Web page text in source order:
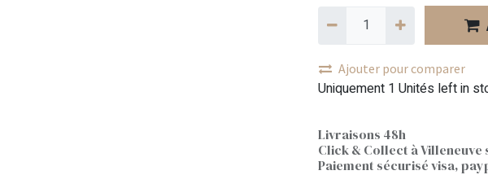
Ajouter pour comparer
Uniquement 1 Unités left in
Livraisons 48h
Click & Collect à Villeneuve
Paiement sécurisé visa,